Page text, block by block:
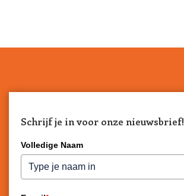
Schrijf je in voor onze nieuwsbrief!
Volledige Naam